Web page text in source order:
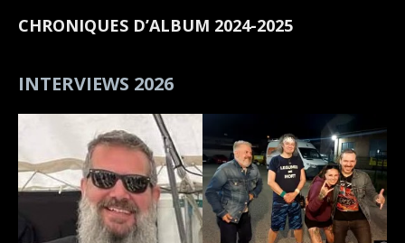
CHRONIQUES D’ALBUM 2024-2025
INTERVIEWS 2026